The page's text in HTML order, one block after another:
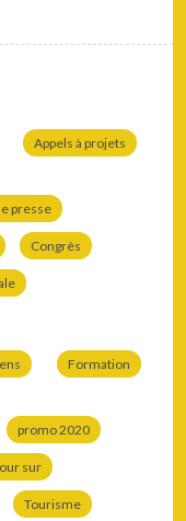
Appels à projets
presse
Congrès
Formation
promo 2020
sur
Tourisme